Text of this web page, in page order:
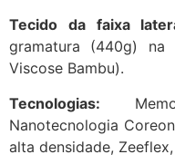
Tecido da faixa
gramatura (440g) na
Viscose Bambu).
Tecnologias:
Nanotecnologia
alta densidade,